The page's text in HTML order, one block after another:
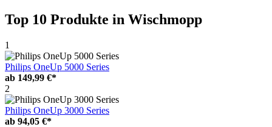
Top 10 Produkte in Wischmopp
1
Philips OneUp 5000 Series
ab 149,99 €*
2
Philips OneUp 3000 Series
ab 94,05 €*